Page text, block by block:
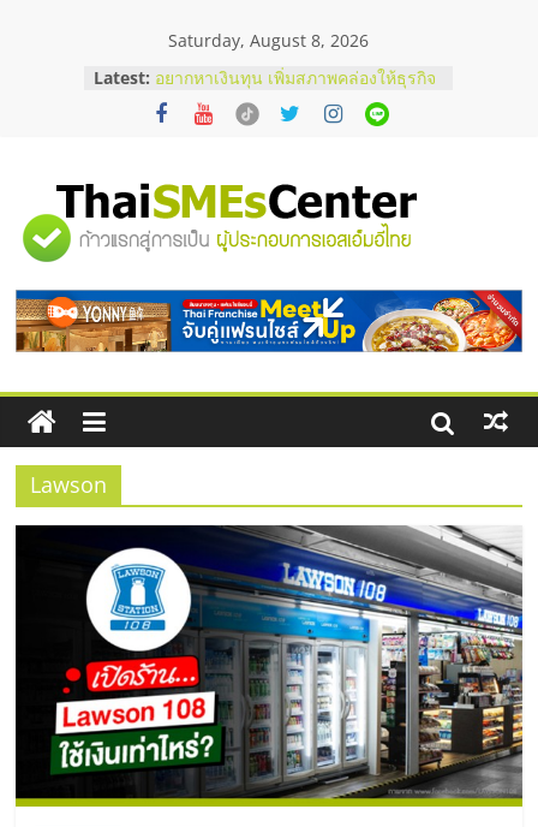
Saturday, August 8, 2026
Latest: บริษัท Cybersecurity ในไทยที่ไหนดี?
วิธีเลือกผู้ให้บริการให้คุ้มค่าและตอบ
โจทย์ธุรกิจ
สัมมนาออนไลน์ โอกาสบริหารสถานี
บริการน้ำมัน Shell
สัมมนาลงทุน แฟรนไชส์ยอนนี่
ไชส์ ครั้งที่ 8
ร้านเครื่องเสียงคุณภาพสูง พร้อม
โซลูชันระบบภาพและเสียง
"ศูนย์
รวม
ข้อมูล
ธุรกิจ
SME
แห่ง
ประเทศไทย,
ThaiSMEsCenter,
รวม
Lawson